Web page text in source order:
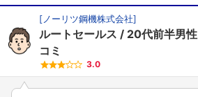
[ ノーリツ鋼機株式会社]
ルートセールス 20代前半男性
コミ
3.0